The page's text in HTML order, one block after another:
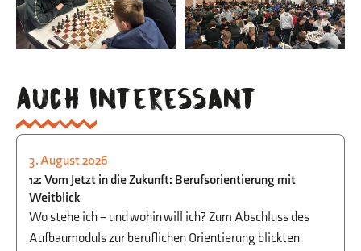
Auch interessant
STUDIEN- UND BERUFSORIENTIERUNG
3. August 2026
12: Vom Jetzt in die Zukunft: Berufsorientierung mit
Weitblick
Wo stehe ich – und wohin will ich? Zum Abschluss des
Aufbaumoduls zur beruflichen Orientierung blickten